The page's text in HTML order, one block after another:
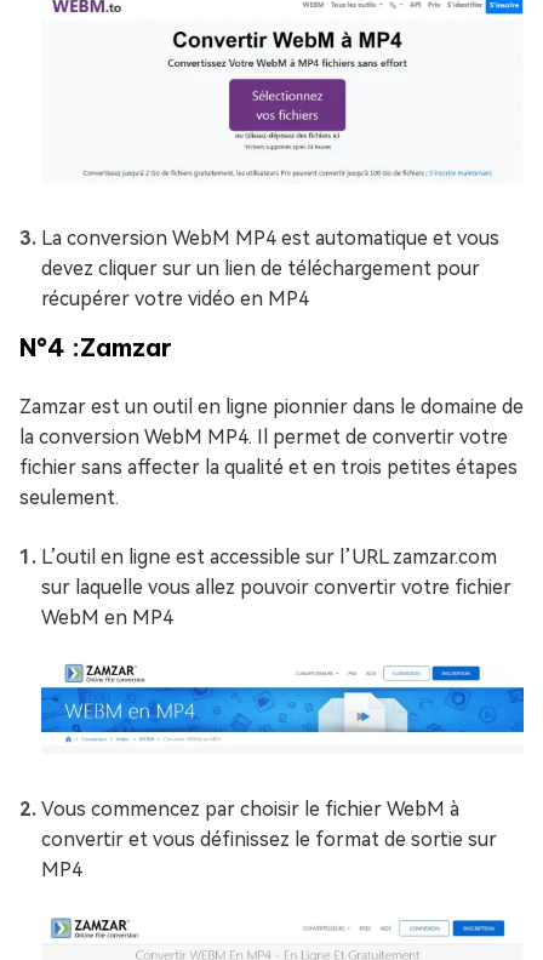
La conversion WebM MP4 est automatique et vous
devez cliquer sur un lien de téléchargement pour
récupérer votre vidéo en MP4
N°4 :Zamzar
Zamzar est un outil en ligne pionnier dans le domaine de
la conversion WebM MP4. Il permet de convertir votre
fichier sans affecter la qualité et en trois petites étapes
seulement.
L’outil en ligne est accessible sur l’URL zamzar.com
sur laquelle vous allez pouvoir convertir votre fichier
WebM en MP4
Vous commencez par choisir le fichier WebM à
convertir et vous définissez le format de sortie sur
MP4